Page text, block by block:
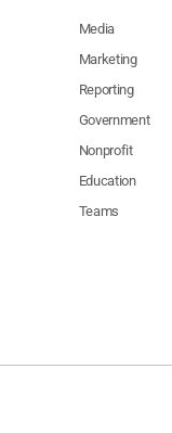
Media
Marketing
Reporting
Government
Nonprofit
Education
Teams